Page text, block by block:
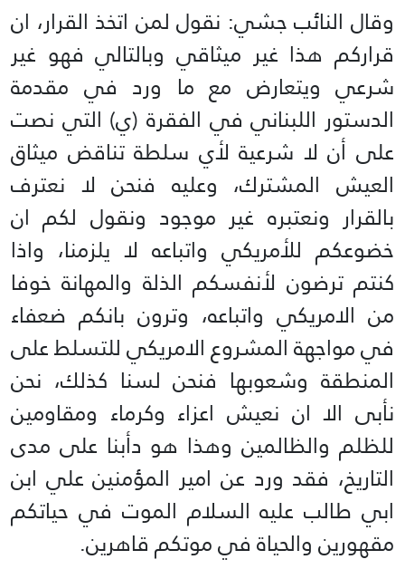
وقال النائب جشي: نقول لمن اتخذ القرار، ان
قراركم هذا غير ميثاقي وبالتالي فهو غير
شرعي ويتعارض ‏مع ما ورد في مقدمة
الدستور اللبناني في الفقرة (ي) التي نصت
على أن لا شرعية لأي سلطة تناقض ميثاق
‏العيش المشترك، وعليه فنحن لا نعترف
بالقرار ونعتبره غير موجود ونقول لكم ان
خضوعكم للأمريكي ‏واتباعه لا يلزمنا، واذا
كنتم ترضون لأنفسكم الذلة والمهانة خوفا
من الامريكي واتباعه، وترون بانكم ‏ضعفاء
في مواجهة المشروع الامريكي للتسلط على
المنطقة وشعوبها فنحن لسنا كذلك، نحن
نأبى الا ان ‏نعيش اعزاء وكرماء ومقاومين
للظلم والظالمين وهذا هو دأبنا على مدى
التاريخ، فقد ورد عن امير المؤمنين ‏علي ابن
ابي طالب عليه السلام الموت في حياتكم
مقهورين والحياة في موتكم قاهرين.‏